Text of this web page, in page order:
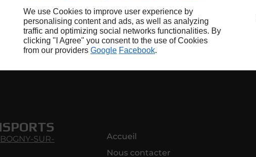
We use Cookies to improve user experience by
personalising content and ads, as well as analyzing
traffic and optimizing social networks functionalities. By
clicking "I Agree" you consent to the use of Cookies
from our providers Google Facebook.
BOGNY-SUR-
Accueil
Nous contacter